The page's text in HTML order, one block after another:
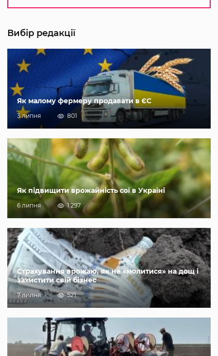
Вибір редакції
Як малому фермеру продавати в ЄС
3 липня 801
Як підвищити врожайність сої в Україні
6 липня 1 297
Страхування врожаю, як не «молитися» на дощ і
захистити свій бізнес
7 липня 521